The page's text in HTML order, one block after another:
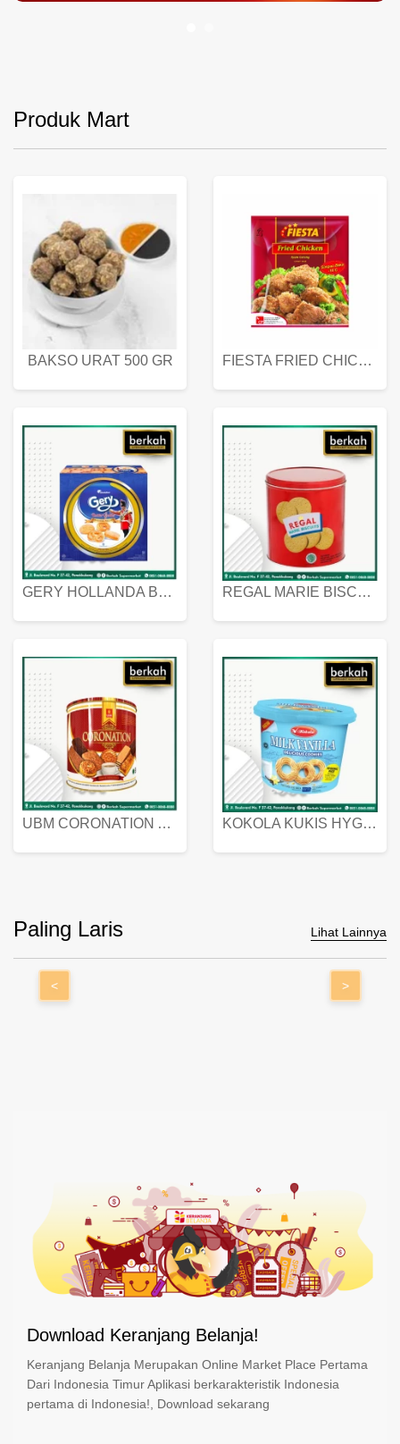
Produk Mart
BAKSO URAT 500 GR FIESTA FRIED CHICKEN 500 GR
GERY HOLLANDA BUTTER COOKIES 450 GRAM REGAL MARIE BISCUIT KALENG 550 GRAM
UBM CORONATION ASSORTED BISKUIT KALENG 450 GRAM KOKOLA KUKIS HYGIENIC MILK VANILLA PACK 320 GR
Paling Laris Lihat Lainnya
< >
Download Keranjang Belanja!
Keranjang Belanja Merupakan Online Market Place Pertama
Dari Indonesia Timur Aplikasi berkarakteristik Indonesia
pertama di Indonesia!, Download sekarang